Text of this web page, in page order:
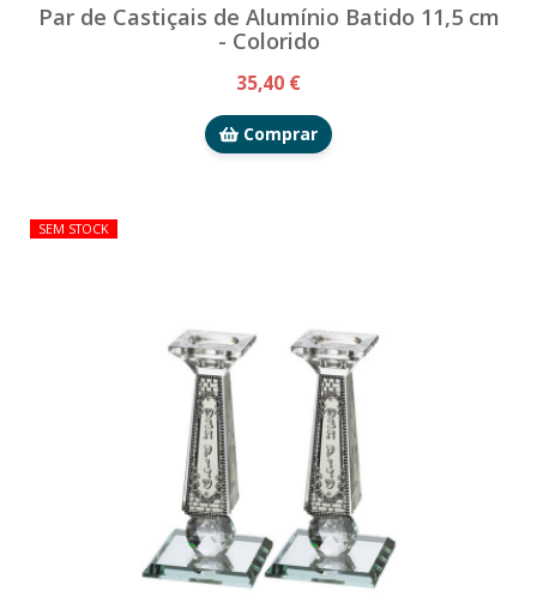
Par de Castiçais de Alumínio Batido 11,5 cm
- Colorido
35,40 €
Comprar
SEM STOCK